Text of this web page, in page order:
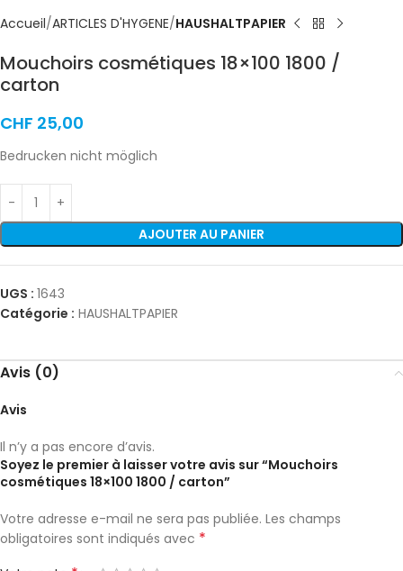
Accueil ARTICLES D'HYGENE HAUSHALTPAPIER
Mouchoirs cosmétiques 18×100 1800 /
carton
CHF 25,00
Bedrucken nicht möglich
AJOUTER AU PANIER
UGS : 1643
Catégorie : HAUSHALTPAPIER
Avis (0)
Avis
Il n’y a pas encore d’avis.
Soyez le premier à laisser votre avis sur “Mouchoirs
cosmétiques 18×100 1800 / carton”
Votre adresse e-mail ne sera pas publiée. Les champs
obligatoires sont indiqués avec *